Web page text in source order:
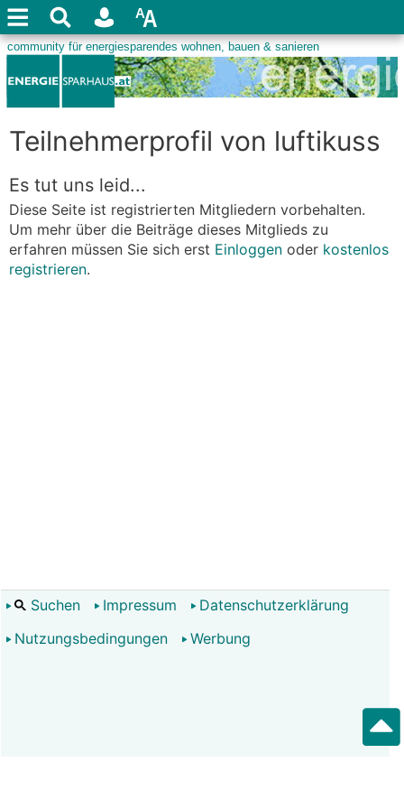
Teilnehmerprofil von luftikuss
Es tut uns leid...
Diese Seite ist registrierten Mitgliedern vorbehalten.
Um mehr über die Beiträge dieses Mitglieds zu
erfahren müssen Sie sich erst Einloggen oder kostenlos
registrieren.
Suchen Impressum
Datenschutzerklärung
Nutzungsbedingungen
Werbung